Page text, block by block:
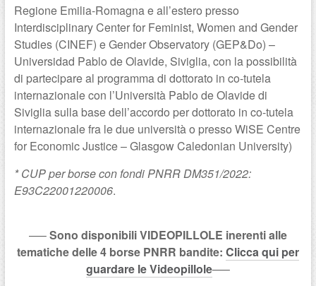
Regione Emilia-Romagna e all’estero presso
Interdisciplinary Center for Feminist, Women and Gender
Studies (CINEF) e Gender Observatory (GEP&Do) –
Universidad Pablo de Olavide, Siviglia, con la possibilità
di partecipare al programma di dottorato in co-tutela
internazionale con l’Università Pablo de Olavide di
Siviglia sulla base dell’accordo per dottorato in co-tutela
internazionale fra le due università o presso WiSE Centre
for Economic Justice – Glasgow Caledonian University)
* CUP per borse con fondi PNRR DM351/2022:
E93C22001220006.
—–Sono disponibili VIDEOPILLOLE inerenti alle
tematiche delle 4 borse PNRR bandite: Clicca qui per
guardare le Videopillole—–